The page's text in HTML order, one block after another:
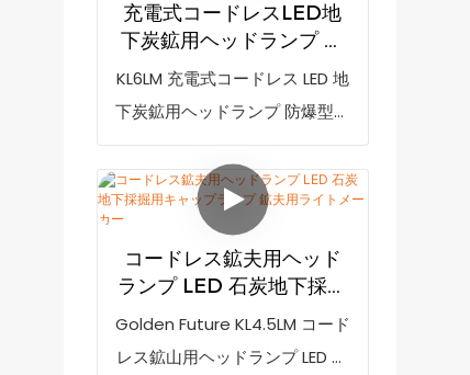
りません。OLEDディスプレイ
は、鉱山内で日付、時刻、バッ
テリー残量を表示できます。型
番：KL6LM照度：15000lux特
徴：ワイヤレス誘導充電、OLED
ディスプレイ画面認証：ATEXEx
マーク：IMI Exia I Ma
EN60079-35-1IP等級：IP67
充電式コードレスLED地
下炭鉱用ヘッドランプ 防
爆型鉱山用キャップラン
KL6LM 充電式コードレス LED 地
下炭鉱用ヘッドランプ 防爆型鉱
山用キャップランプは、誘導充
電の新技術を採用しており、よ
り安全な充電が可能になりまし
た。鉱山内で充電穴が損傷する
心配はもうありません。OLED
コードレス鉱夫用ヘッド
ランプ LED 石炭地下採掘
用キャップランプ 鉱夫用
Golden Future KL4.5LM コード
レス鉱山用ヘッドランプ LED 石